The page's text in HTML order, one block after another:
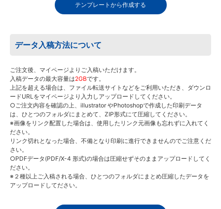
テンプレートから作成する
データ入稿方法について
ご注文後、マイページよりご入稿いただけます。
入稿データの最大容量は2GBです。
上記を超える場合は、ファイル転送サイトなどをご利用いただき、ダウンロ
ードURLをマイページより入力しアップロードしてください。
○ご注文内容を確認の上、illustrator やPhotoshopで作成した印刷データ
は、ひとつのフォルダにまとめて、ZIP形式にて圧縮してください。
※画像をリンク配置した場合は、使用したリンク元画像も忘れずに入れてく
ださい。
リンク切れとなった場合、不備となり印刷に進行できませんのでご注意くだ
さい。
○PDFデータ(PDF/X-4 形式)の場合は圧縮せずそのままアップロードしてく
ださい。
※２種以上ご入稿される場合、ひとつのフォルダにまとめ圧縮したデータを
アップロードしてださい。